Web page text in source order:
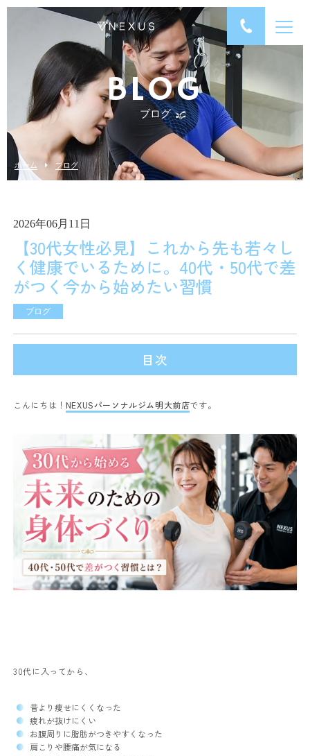
BLOG
ブログ
ホーム ブログ
2026年06月11日
【30代女性必見】これから先も若々し
く健康でいるために。40代・50代で差
がつく今から始めたい習慣
ブログ
目次
こんにちは！ NEXUSパーソナルジム明大前店です。
30代に入ってから、
昔より痩せにくくなった
疲れが抜けにくい
お腹周りに脂肪がつきやすくなった
肩こりや腰痛が気になる